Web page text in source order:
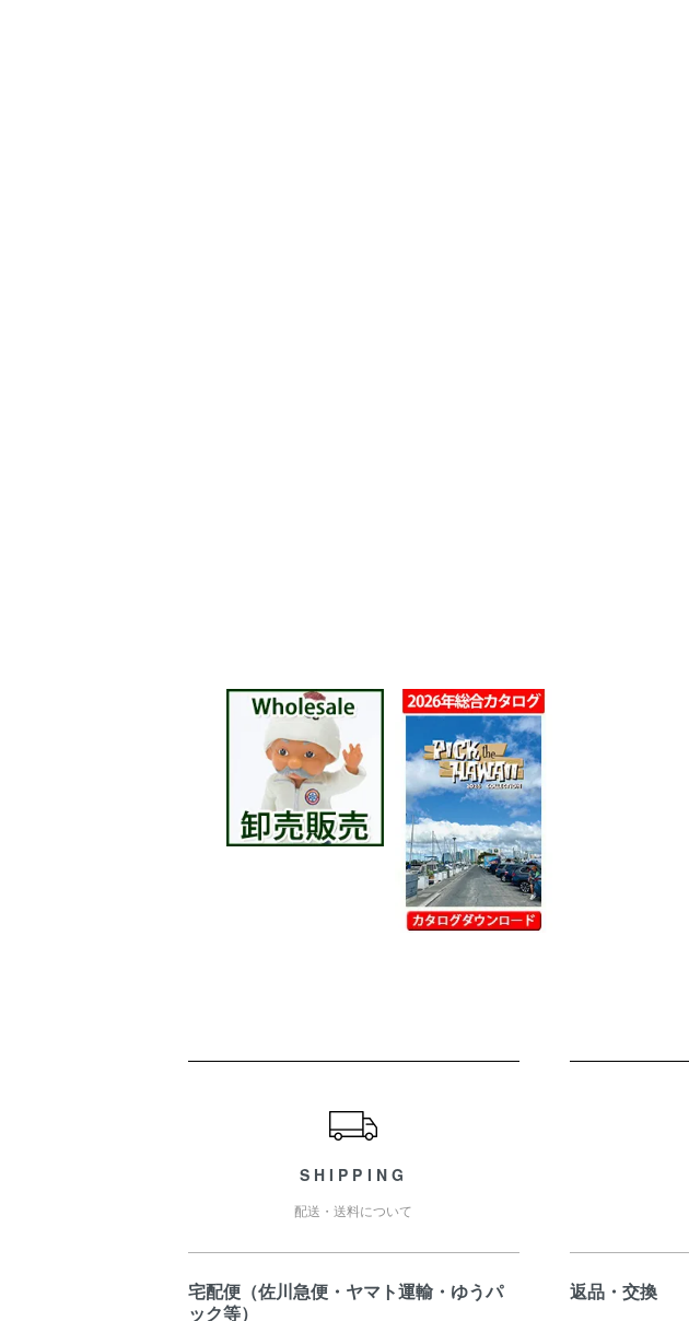
SHIPPING
配送・送料について
宅配便（佐川急便・ヤマト運輸・ゆうパ
ック等）
返品・交換